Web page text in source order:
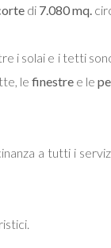
di 7.080 mq.
i solai e i tetti
le finestree le
a tutti i